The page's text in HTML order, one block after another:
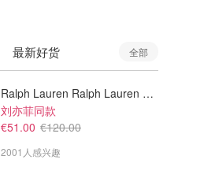
最新好货 全部
Ralph Lauren Ralph Lauren 男童亚麻衬衫
刘亦菲同款
€51.00 €120.00
2001人感兴趣